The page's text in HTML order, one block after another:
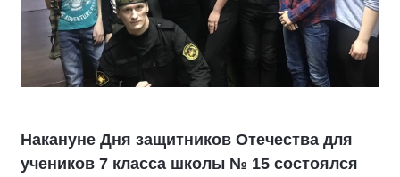
Накануне Дня защитников Отечества для
учеников 7 класса школы № 15 состоялся